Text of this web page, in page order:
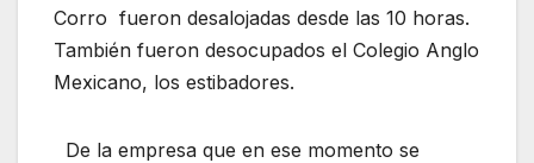
Corro fueron desalojadas desde las 10 horas.
También fueron desocupados el Colegio Anglo
Mexicano, los estibadores.
De la empresa que en ese momento se